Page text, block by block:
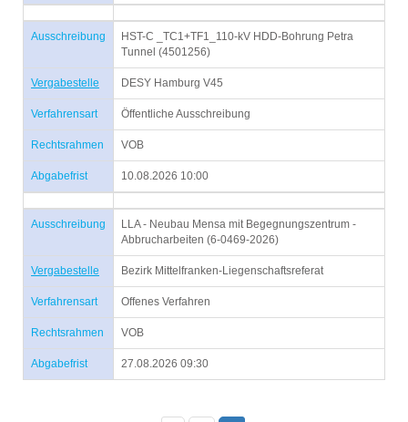
Ausschreibung
HST-C _TC1+TF1_110-kV HDD-Bohrung Petra
Tunnel (4501256)
Vergabestelle DESY Hamburg V45
Verfahrensart Öffentliche Ausschreibung
Rechtsrahmen VOB
Abgabefrist 10.08.2026 10:00
Ausschreibung
LLA - Neubau Mensa mit Begegnungszentrum -
Abbrucharbeiten (6-0469-2026)
Vergabestelle Bezirk Mittelfranken-Liegenschaftsreferat
Verfahrensart Offenes Verfahren
Rechtsrahmen VOB
Abgabefrist 27.08.2026 09:30